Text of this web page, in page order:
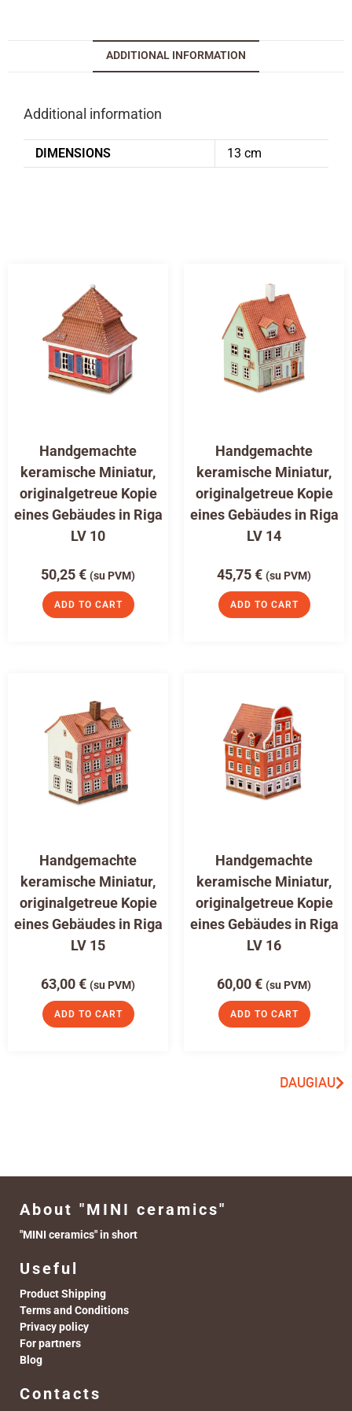
ADDITIONAL INFORMATION
Additional information
DIMENSIONS 13 cm
Handgemachte
keramische Miniatur,
originalgetreue Kopie
eines Gebäudes in Riga
LV 10
50,25€ (su PVM)
ADD TO CART
Handgemachte
keramische Miniatur,
originalgetreue Kopie
eines Gebäudes in Riga
LV 14
45,75€ (su PVM)
ADD TO CART
Handgemachte
keramische Miniatur,
originalgetreue Kopie
eines Gebäudes in Riga
LV 15
63,00€ (su PVM)
ADD TO CART
Handgemachte
keramische Miniatur,
originalgetreue Kopie
eines Gebäudes in Riga
LV 16
60,00€ (su PVM)
ADD TO CART
DAUGIAU
About "MINI ceramics"
"MINI ceramics" in short
Useful
Product Shipping
Terms and Conditions
Privacy policy
For partners
Blog
Contacts